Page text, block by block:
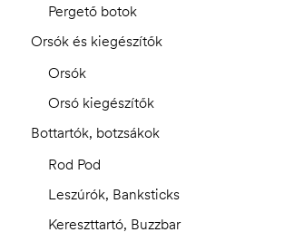
Pergető botok
Orsók és kiegészítők
Orsók
Orsó kiegészítők
Bottartók, botzsákok
Rod Pod
Leszúrók, Banksticks
Kereszttartó, Buzzbar